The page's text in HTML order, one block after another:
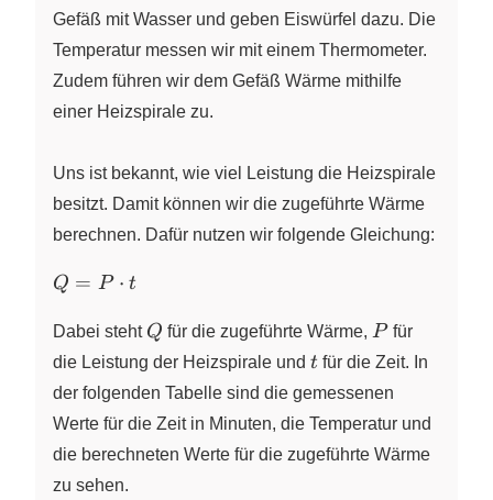
Gefäß mit Wasser und geben Eiswürfel dazu. Die
Temperatur messen wir mit einem Thermometer.
Zudem führen wir dem Gefäß Wärme mithilfe
einer Heizspirale zu.
Uns ist bekannt, wie viel Leistung die Heizspirale
besitzt. Damit können wir die zugeführte Wärme
berechnen. Dafür nutzen wir folgende Gleichung:
Q =
\cdot
t
Q = P ⋅ t
Dabei steht Q
Q für die zugeführte Wärme, P
Pfür
die Leistung der Heizspirale und t
t für die Zeit. In
der folgenden Tabelle sind die gemessenen
Werte für die Zeit in Minuten, die Temperatur und
die berechneten Werte für die zugeführte Wärme
zu sehen.